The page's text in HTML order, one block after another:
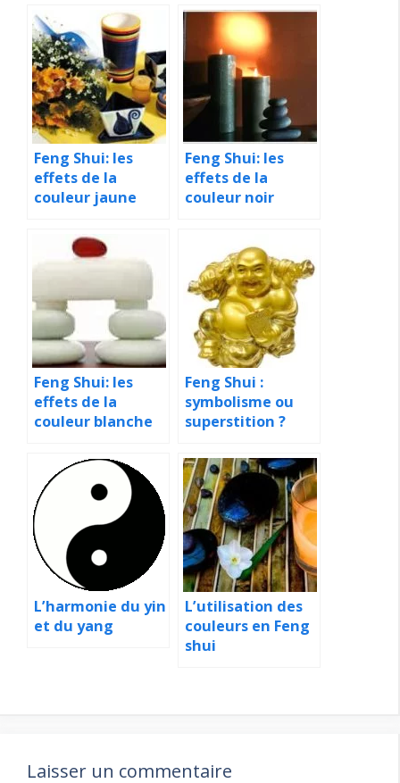
Feng Shui: les
effets de la
couleur jaune
Feng Shui: les
effets de la
couleur noir
Feng Shui: les
effets de la
couleur blanche
Feng Shui :
symbolisme ou
superstition ?
L’harmonie du yin
et du yang
L’utilisation des
couleurs en Feng
shui
Laisser un commentaire